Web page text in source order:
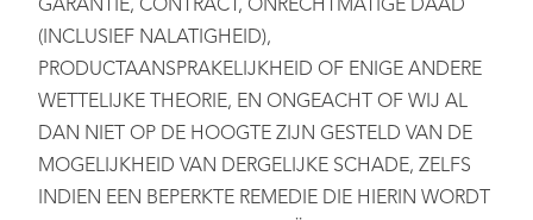
GARANTIE, CONTRACT, ONRECHTMATIGE DAAD
(INCLUSIEF NALATIGHEID),
PRODUCTAANSPRAKELIJKHEID OF ENIGE ANDERE
WETTELIJKE THEORIE, EN ONGEACHT OF WIJ AL
DAN NIET OP DE HOOGTE ZIJN GESTELD VAN DE
MOGELIJKHEID VAN DERGELIJKE SCHADE, ZELFS
INDIEN EEN BEPERKTE REMEDIE DIE HIERIN WORDT